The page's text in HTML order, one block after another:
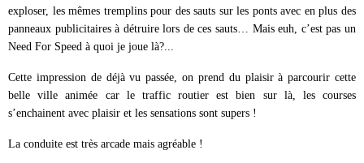
exploser, les mêmes tremplins pour des sauts sur les ponts avec en plus des
panneaux publicitaires à détruire lors de ces sauts… Mais euh, c’est pas un
Need For Speed à quoi je joue là?...
Cette impression de déjà vu passée, on prend du plaisir à parcourir cette
belle ville animée car le traffic routier est bien sur là, les courses
s’enchainent avec plaisir et les sensations sont supers !
La conduite est très arcade mais agréable !